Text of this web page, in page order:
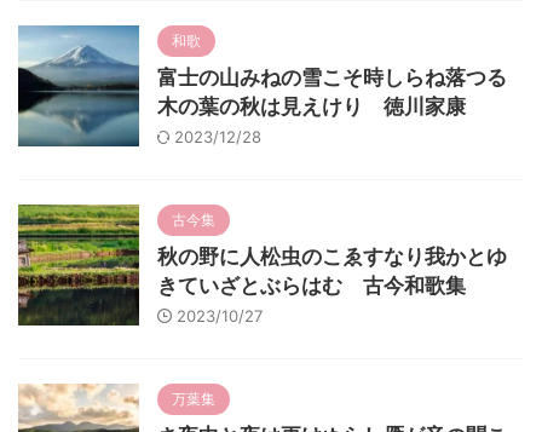
和歌
富士の山みねの雪こそ時しらね落つる
木の葉の秋は見えけり 徳川家康
2023/12/28
古今集
秋の野に人松虫のこゑすなり我かとゆ
きていざとぶらはむ 古今和歌集
2023/10/27
万葉集